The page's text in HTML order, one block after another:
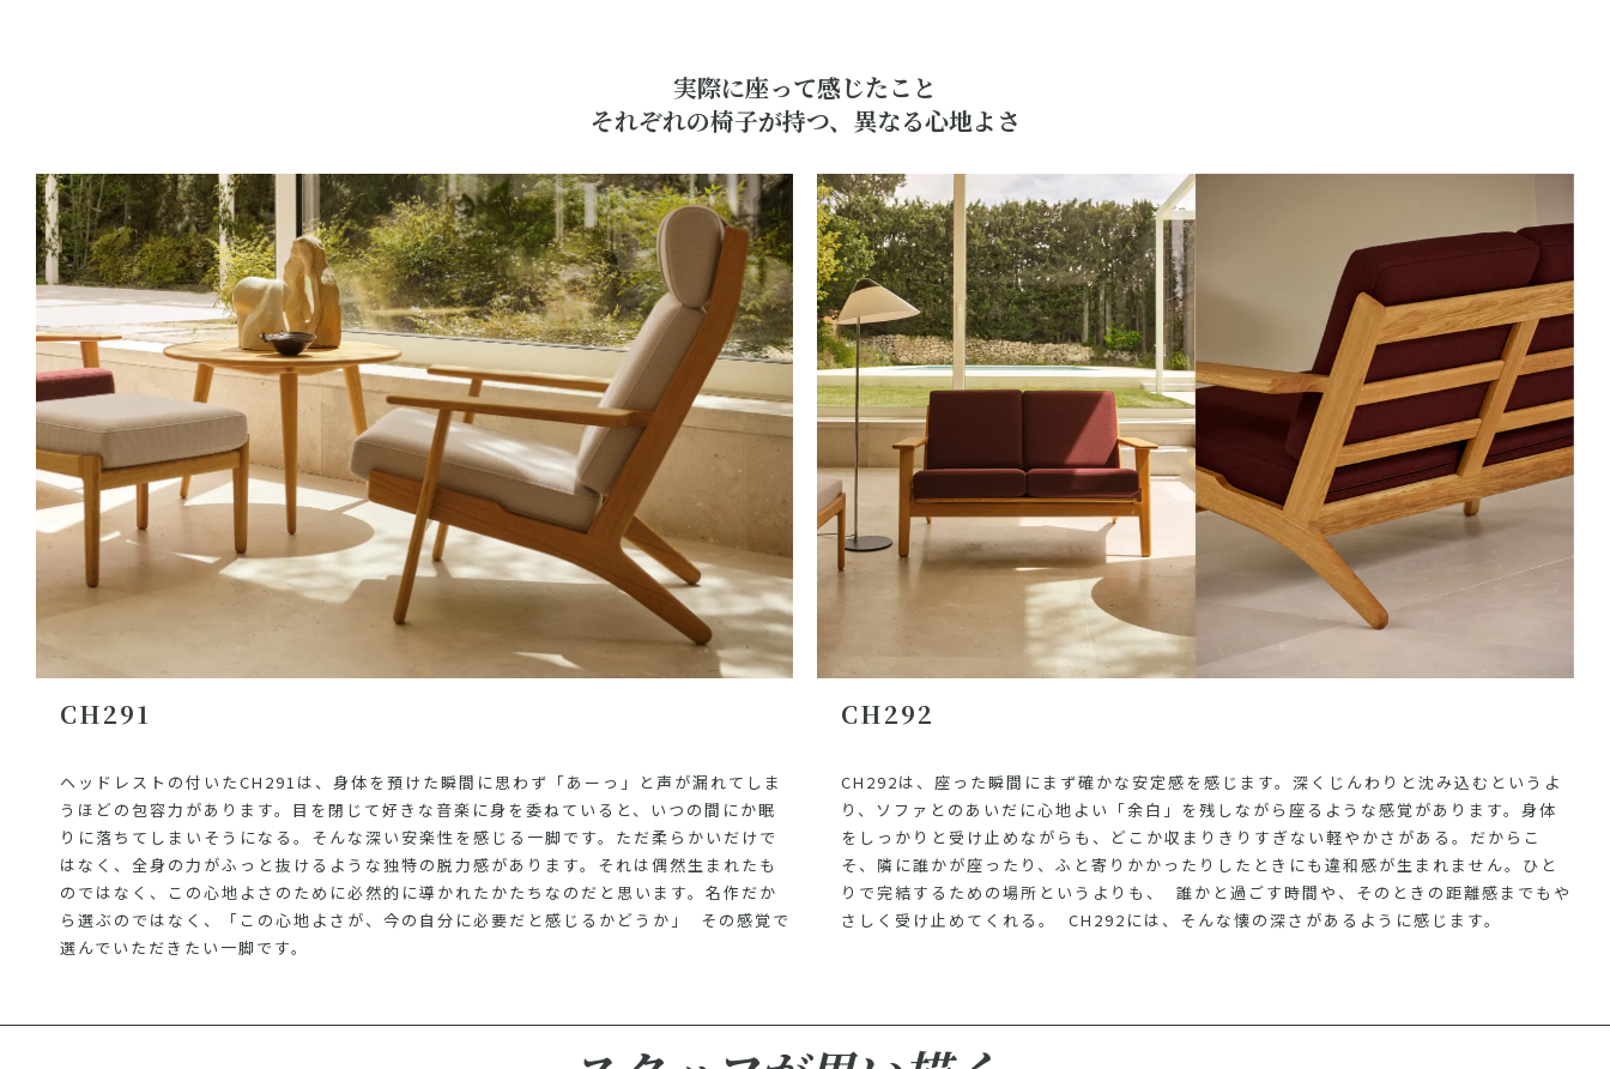
実際に座って感じたこと
それぞれの椅子が持つ、異なる心地よさ
CH291
ヘッドレストの付いたCH291は、身体を預けた瞬間に思わず「あーっ」と声が漏れてしま
うほどの包容力があります。目を閉じて好きな音楽に身を委ねていると、いつの間にか眠
りに落ちてしまいそうになる。そんな深い安楽性を感じる一脚です。 ただ柔らかいだけで
はなく、全身の力がふっと抜けるような独特の脱力感があります。 それは偶然生まれたも
のではなく、この心地よさのために必然的に導かれたかたちなのだと思います。 名作だか
ら選ぶのではなく、「この心地よさが、今の自分に必要だと感じるかどうか」 その感覚で
選んでいただきたい一脚です。
CH292
CH292は、座った瞬間にまず確かな安定感を感じます。深くじんわりと沈み込むというよ
り、ソファとのあいだに心地よい「余白」を残しながら座るような感覚があります。身体
をしっかりと受け止めながらも、どこか収まりきりすぎない軽やかさがある。 だからこ
そ、隣に誰かが座ったり、ふと寄りかかったりしたときにも違和感が生まれません。 ひと
りで完結するための場所というよりも、 誰かと過ごす時間や、そのときの距離感までもや
さしく受け止めてくれる。 CH292には、そんな懐の深さがあるように感じます。